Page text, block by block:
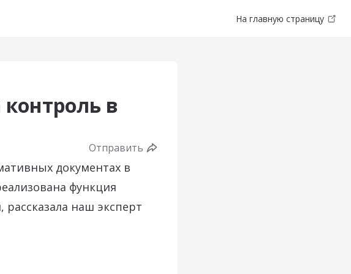
На главную страницу
в
закладки
Отправить
документах в
функция
рассказала наш эксперт